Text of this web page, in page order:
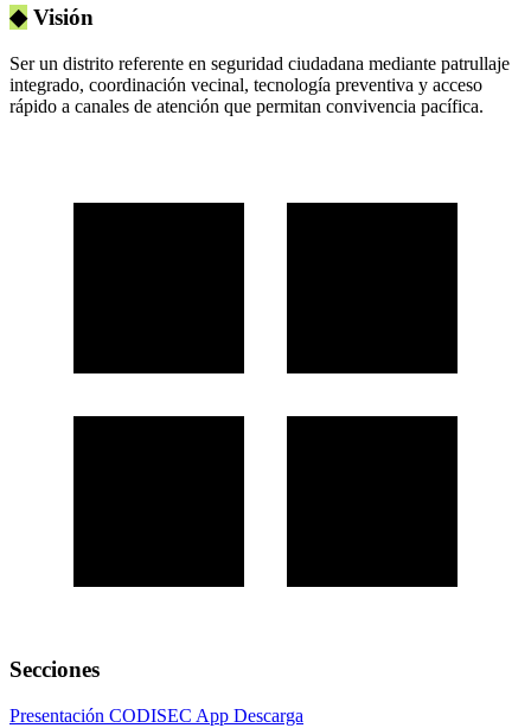
◆Visión
Ser un distrito referente en seguridad ciudadana mediante patrullaje
integrado, coordinación vecinal, tecnología preventiva y acceso
rápido a canales de atención que permitan convivencia pacífica.
Secciones
Presentación CODISEC App Descarga